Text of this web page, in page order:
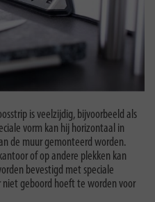
is veelzijdig, bijvoorbeeld als
vorm kan hij horizontaal in
de muur gemonteerd worden.
of op andere plekken kan
bevestigd met speciale
geboord hoeft te worden voor